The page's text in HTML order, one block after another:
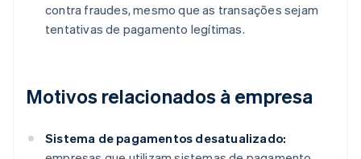
contra fraudes, mesmo que as transações sejam
tentativas de pagamento legítimas.
Motivos relacionados à empresa
Sistema de pagamentos desatualizado: